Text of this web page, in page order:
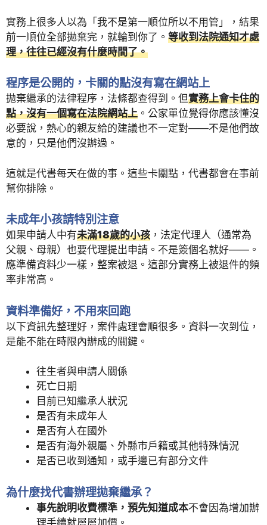
實務上很多人以為「我不是第一順位所以不用管」，結果
前一順位全部拋棄完，就輪到你了。 等收到法院通知才處
理，往往已經沒有什麼時間了。
程序是公開的，卡關的點沒有寫在網站上
拋棄繼承的法律程序，法條都查得到。但實務上會卡住的
點，沒有一個寫在法院網站上 。公家單位覺得你應該懂沒
必要說，熱心的親友給的建議也不一定對——不是他們故
意的，只是他們沒辦過。
這就是代書每天在做的事。這些卡關點，代書都會在事前
幫你排除。
未成年小孩請特別注意
如果申請人中有未滿18歲的小孩 ，法定代理人（通常為
父親、母親）也要代理提出申請。不是簽個名就好——。
應準備資料少一樣，整案被退。這部分實務上被退件的頻
率非常高。
資料準備好，不用來回跑
以下資訊先整理好，案件處理會順很多。資料一次到位，
是能不能在時限內辦成的關鍵。
往生者與申請人關係
死亡日期
目前已知繼承人狀況
是否有未成年人
是否有人在國外
是否有海外親屬、外縣市戶籍或其他特殊情況
是否已收到通知，或手邊已有部分文件
為什麼找代書辦理拋棄繼承？
事先說明收費標準，預先知道成本不會因為增加辦
理手續就層層加價。